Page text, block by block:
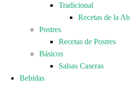
Tradicional
Recetas de la
Postres
Recetas de Postres
Básicos
Salsas Caseras
Bebidas